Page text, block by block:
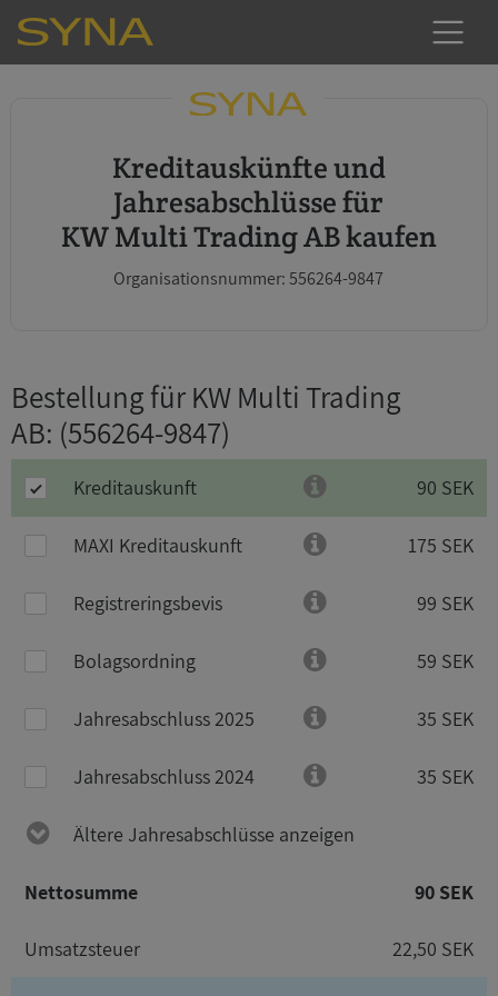
Kreditauskünfte und
Jahresabschlüsse für
KW Multi Trading AB kaufen
Organisationsnummer: 556264-9847
Bestellung für KW Multi Trading
AB: (556264-9847)
Kreditauskunft 90 SEK
MAXI Kreditauskunft 175 SEK
Registreringsbevis 99 SEK
Bolagsordning 59 SEK
Jahresabschluss 2025 35 SEK
Jahresabschluss 2024 35 SEK
Ältere Jahresabschlüsse anzeigen
Nettosumme 90 SEK
Umsatzsteuer 22,50 SEK